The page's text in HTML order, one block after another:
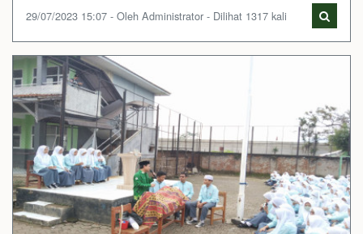
29/07/2023 15:07 - Oleh Administrator - Dilihat 1317 kali